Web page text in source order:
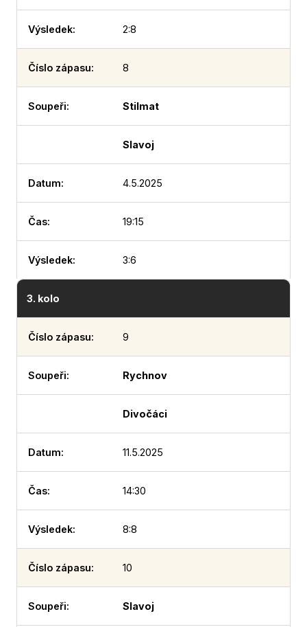
2:8
8
Stilmat
Slavoj
4.5.2025
19:15
3:6
3. kolo
9
Rychnov
Divočáci
11.5.2025
14:30
8:8
10
Slavoj